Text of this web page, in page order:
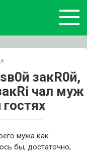
закR0й,
чал муж
гостях
мужа как
бы, достаточно,